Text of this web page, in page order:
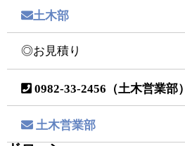
土木部
◎お見積り
0982-33-2456（土木営業部）
土木営業部